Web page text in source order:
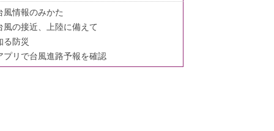
風情報のみかた
風の接近、上陸に備えて
る防災
プリで台風進路予報を確認